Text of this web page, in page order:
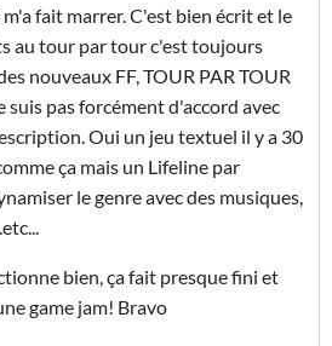
fait marrer. C'est bien écrit et le
au tour par tour c'est toujours
nouveaux FF, TOUR PAR TOUR
suis pas forcément d'accord avec
Oui un jeu textuel il y a 30
ça mais un Lifeline par
le genre avec des musiques,
bien, ça fait presque fini et
game jam! Bravo